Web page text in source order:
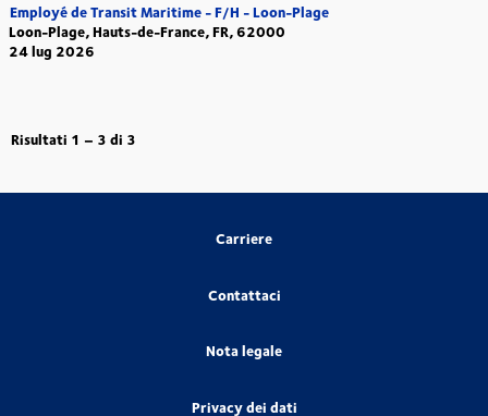
Employé de Transit Maritime - F/H - Loon-Plage
Loon-Plage, Hauts-de-France, FR, 62000
24 lug 2026
Risultati 1 – 3 di 3
Carriere
Contattaci
Nota legale
Privacy dei dati